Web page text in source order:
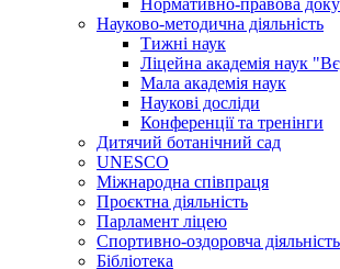
Нормативно-правова
Науково-методична діяльність
Тижні наук
Ліцейна академія наук
Мала академія наук
Наукові досліди
Конференції та тренінги
Дитячий ботанічний сад
UNESCO
Міжнародна співпраця
Проєктна діяльність
Парламент ліцею
Спортивно-оздоровча діяльність
Бібліотека